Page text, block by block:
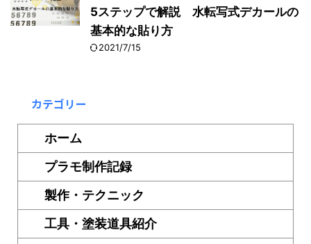
5ステップで解説 水転写式デカールの
基本的な貼り方
2021/7/15
カテゴリー
ホーム
プラモ制作記録
製作・テクニック
工具・塗装道具紹介